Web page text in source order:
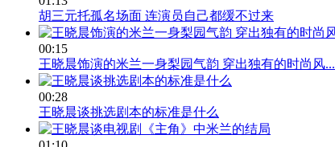
胡三元托孤名场面 连演员自己都缓不过来
00:15
王晓晨饰演的米兰一身梨园气韵 穿出独有的时尚风...
00:28
王晓晨谈挑选剧本的标准是什么